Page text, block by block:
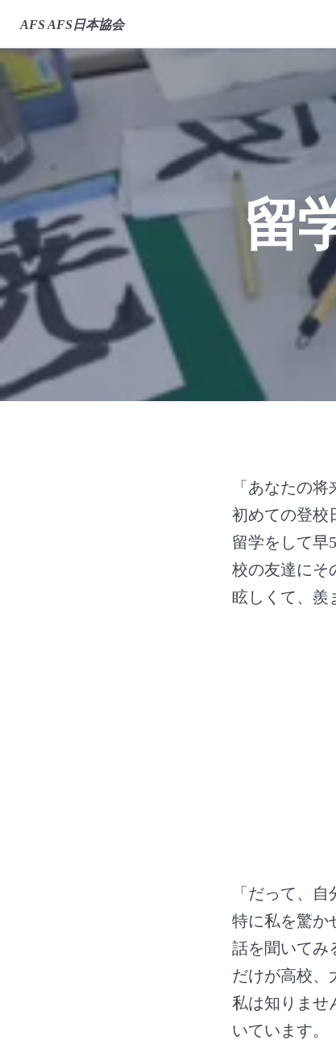
AFS AFS日本協会
留
「あなたの将
初めての登校
留学をして早
校の友達にそ
眩しくて、羨
「だって、
特に私を驚か
話を聞いてみ
だけが高校、
私は知りませ
いています。